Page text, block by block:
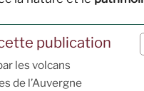
publication
les volcans
de l’Auvergne